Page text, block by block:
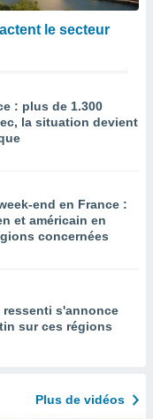
le secteur
: plus de 1.300
la situation devient
end en France :
et américain en
concernées
ressenti s'annonce
sur ces régions
Plus de vidéos